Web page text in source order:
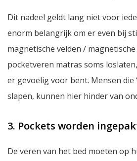
Dit nadeel geldt lang niet voor
enorm belangrijk om er even bij
magnetische velden /
pocketveren matras soms
er gevoelig voor bent. Mensen die
slapen, kunnen hier hinder van
3. Pockets worden
De veren van het bed moeten op